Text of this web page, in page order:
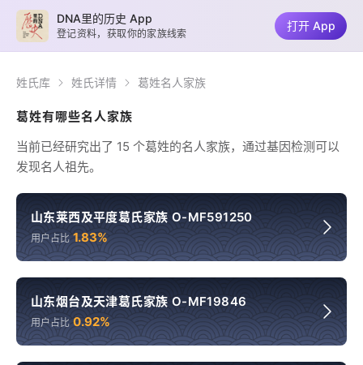
姓氏库 姓氏详情 葛姓名人家族
葛姓有哪些名人家族
当前已经研究出了 15 个葛姓的名人家族，通过基因检测可以
发现名人祖先。
山东莱西及平度葛氏家族 O-MF591250
用户占比 1.83%
山东烟台及天津葛氏家族 O-MF19846
用户占比 0.92%
DNA里的历史 App
登记资料，获取你的家族线索
打开 App